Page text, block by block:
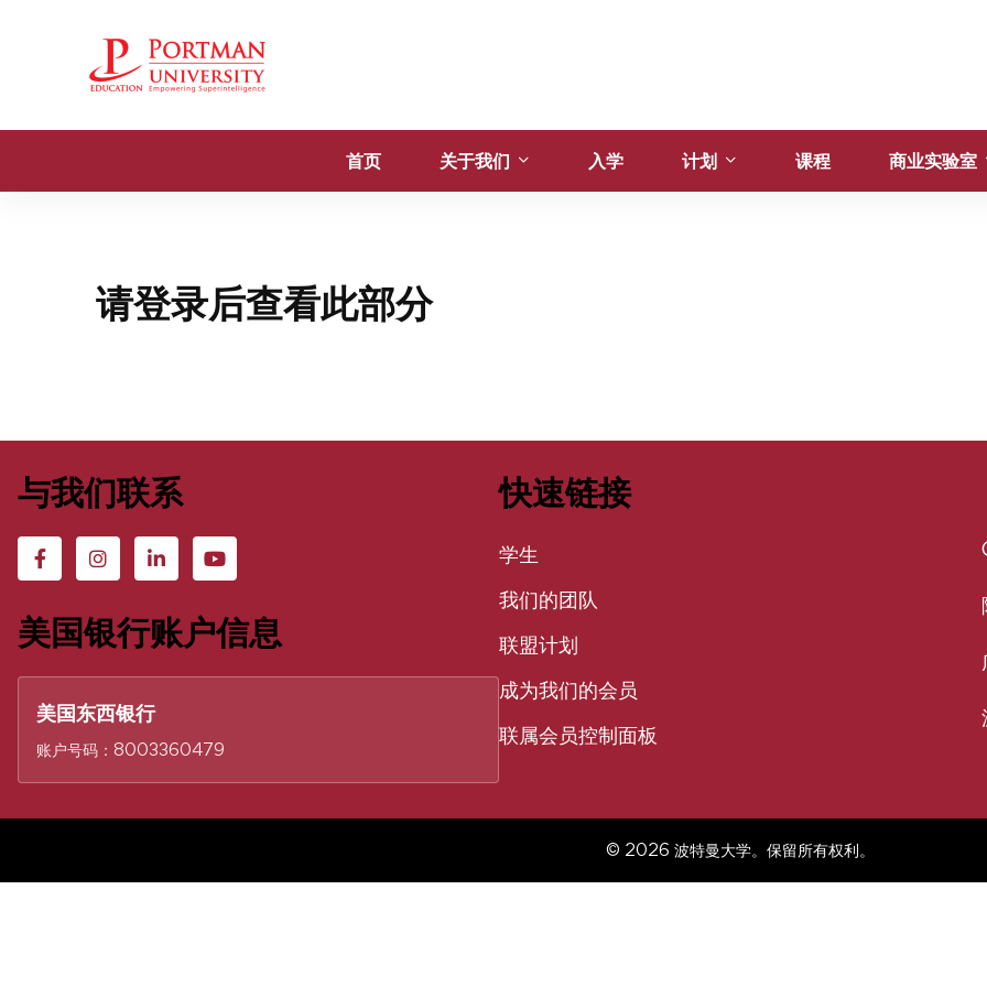
首页 关于我们 入学 计划 课程 商业实验室
请登录后查看此部分
与我们联系
美国银行账户信息
美国东西银行
账户号码：8003360479
快速链接
学生
我们的团队
联盟计划
成为我们的会员
联属会员控制面板
© 2026 波特曼大学。保留所有权利。